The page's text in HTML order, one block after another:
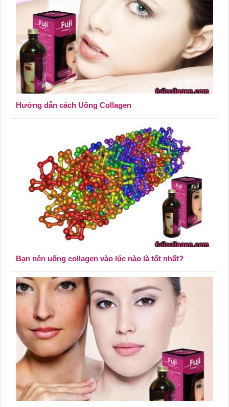
Hướng dẫn cách Uống Collagen
Bạn nên uống collagen vào lúc nào là tốt nhất?